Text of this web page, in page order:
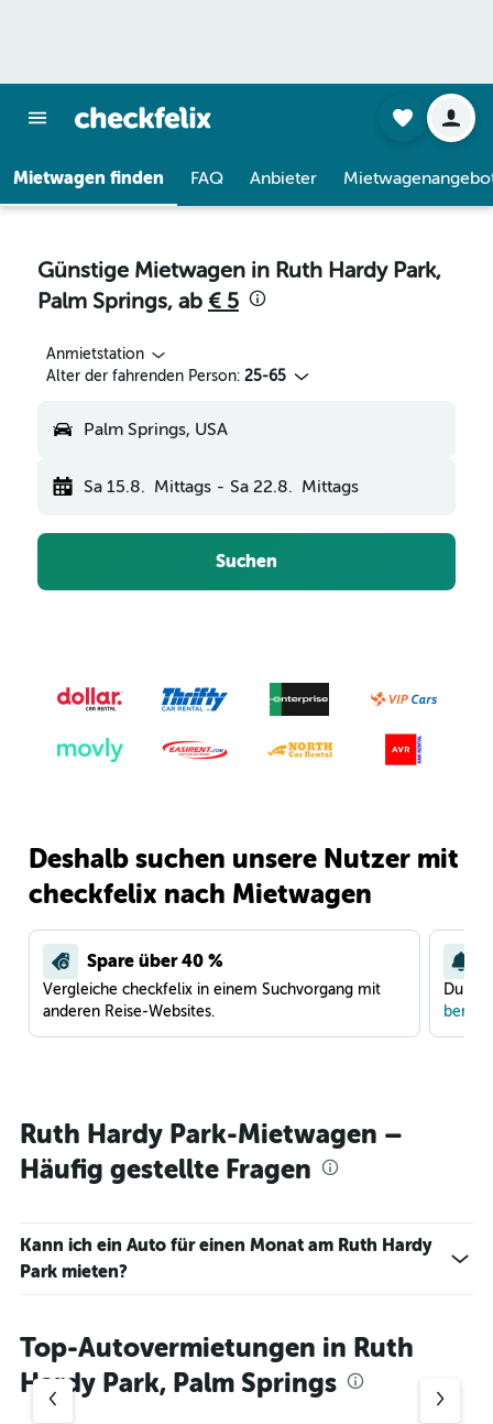
Mietwagen finden FAQ Anbieter
Günstige Mietwagen in Ruth Hardy Park,
Palm Springs, ab € 5
Anmietstation
Alter der fahrenden Person: 25-65
Palm Springs, USA
Sa 15.8. Mittags - Sa 22.8. Mittags
Suchen
Deshalb suchen unsere Nutzer mit
checkfelix nach Mietwagen
Spare über 40 %
Vergleiche checkfelix in einem Suchvorgang mit
anderen Reise-Websites.
Du
Ruth Hardy Park-Mietwagen –
Häufig gestellte Fragen
Kann ich ein Auto für einen Monat am Ruth Hardy
Park mieten?
Top-Autovermietungen in Ruth
Hardy Park, Palm Springs